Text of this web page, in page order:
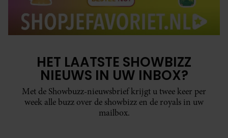
HET LAATSTE SHOWBIZZ
NIEUWS IN UW INBOX?
Met de Showbuzz-nieuwsbrief krijgt u twee keer per
week alle buzz over de showbizz en de royals in uw
mailbox.